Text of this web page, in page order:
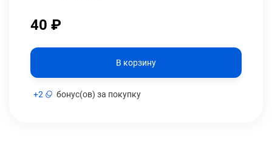
40 ₽
В корзину
+2 бонус(ов) за покупку